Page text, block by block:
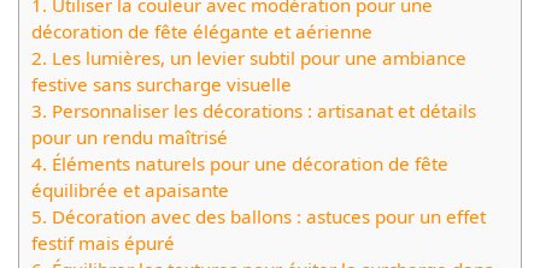
1. Utiliser la couleur avec modération pour une
décoration de fête élégante et aérienne
2. Les lumières, un levier subtil pour une ambiance
festive sans surcharge visuelle
3. Personnaliser les décorations : artisanat et détails
pour un rendu maîtrisé
4. Éléments naturels pour une décoration de fête
équilibrée et apaisante
5. Décoration avec des ballons : astuces pour un effet
festif mais épuré